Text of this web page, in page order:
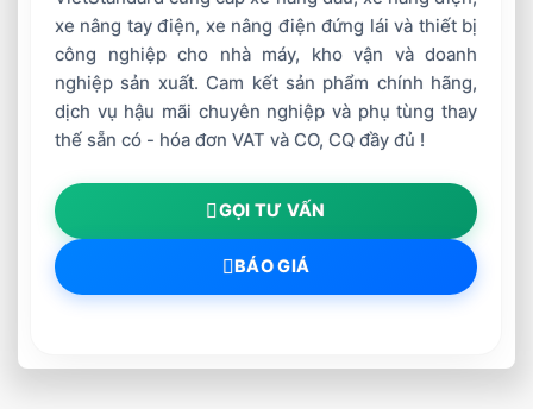
xe nâng tay điện, xe nâng điện đứng lái và thiết bị
công nghiệp cho nhà máy, kho vận và doanh
nghiệp sản xuất. Cam kết sản phẩm chính hãng,
dịch vụ hậu mãi chuyên nghiệp và phụ tùng thay
thế sẵn có - hóa đơn VAT và CO, CQ đầy đủ !
GỌI TƯ VẤN
BÁO GIÁ